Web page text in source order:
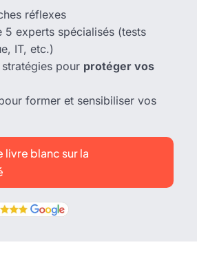
réflexes
5 experts spécialisés (tests
IT, etc.)
pour protéger vos
former et sensibiliser vos
livre blanc sur la